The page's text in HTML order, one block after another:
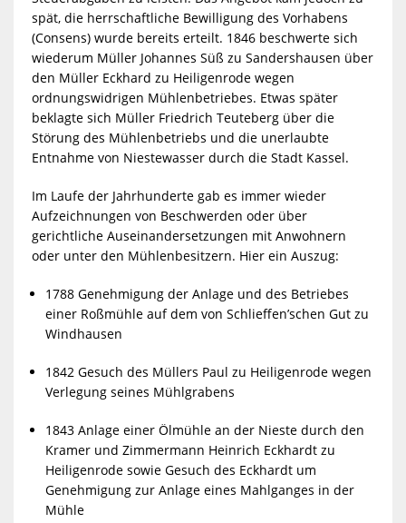
spät, die herrschaftliche Bewilligung des Vorhabens
(Consens) wurde bereits erteilt. 1846 beschwerte sich
wiederum Müller Johannes Süß zu Sandershausen über
den Müller Eckhard zu Heiligenrode wegen
ordnungswidrigen Mühlenbetriebes. Etwas später
beklagte sich Müller Friedrich Teuteberg über die
Störung des Mühlenbetriebs und die unerlaubte
Entnahme von Niestewasser durch die Stadt Kassel.
Im Laufe der Jahrhunderte gab es immer wieder
Aufzeichnungen von Beschwerden oder über
gerichtliche Auseinandersetzungen mit Anwohnern
oder unter den Mühlenbesitzern. Hier ein Auszug:
1788 Genehmigung der Anlage und des Betriebes
einer Roßmühle auf dem von Schlieffen’schen Gut zu
Windhausen
1842 Gesuch des Müllers Paul zu Heiligenrode wegen
Verlegung seines Mühlgrabens
1843 Anlage einer Ölmühle an der Nieste durch den
Kramer und Zimmermann Heinrich Eckhardt zu
Heiligenrode sowie Gesuch des Eckhardt um
Genehmigung zur Anlage eines Mahlganges in der
Mühle